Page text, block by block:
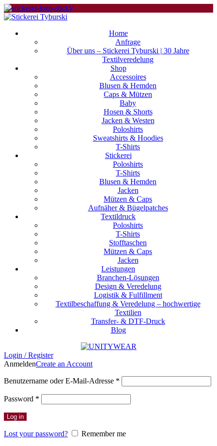
Home
Anfrage
Über uns – Stickerei Tyburski | 30 Jahre
Textilveredelung
Shop
Accessoires
Blusen & Hemden
Caps & Mützen
Baby
Hosen & Shorts
Jacken & Westen
Poloshirts
Sweatshirts & Hoodies
T-Shirts
Stickerei
Poloshirts
T-Shirts
Blusen & Hemden
Jacken
Mützen & Caps
Aufnäher & Bügelpatches
Textildruck
Poloshirts
T-Shirts
Stofftaschen
Mützen & Caps
Jacken
Leistungen
Branchen-Lösungen
Design & Veredelung
Logistik & Fulfillment
Textilbeschaffung & Veredelung – hochwertige
Textilien
Transfer- & DTF-Druck
Blog
Login / Register
AnmeldenCreate an Account
Benutzername oder E-Mail-Adresse *
Password *
Log in
Lost your password? Remember me